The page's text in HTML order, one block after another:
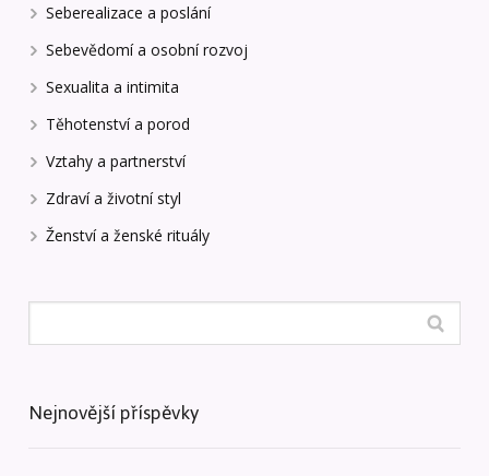
Seberealizace a poslání
Sebevědomí a osobní rozvoj
Sexualita a intimita
Těhotenství a porod
Vztahy a partnerství
Zdraví a životní styl
Ženství a ženské rituály
Nejnovější příspěvky